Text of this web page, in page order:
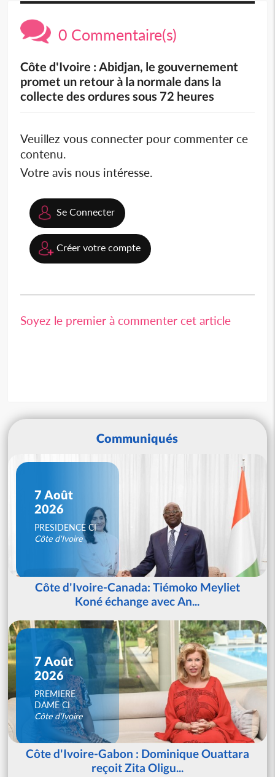
0 Commentaire(s)
Côte d'Ivoire : Abidjan, le gouvernement
promet un retour à la normale dans la
collecte des ordures sous 72 heures
Veuillez vous connecter pour commenter ce
contenu.
Votre avis nous intéresse.
Se Connecter
Créer votre compte
Soyez le premier à commenter cet article
Communiqués
7 Août
2026
PRESIDENCE CI
Côte d'Ivoire
Côte d'Ivoire-Canada: Tiémoko Meyliet
Koné échange avec An...
7 Août
2026
PREMIERE
DAME CI
Côte d'Ivoire
Côte d'Ivoire-Gabon : Dominique Ouattara
reçoit Zita Oligu...